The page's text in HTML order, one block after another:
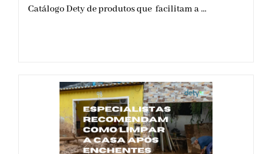
Catálogo Dety de produtos que facilitam a ...